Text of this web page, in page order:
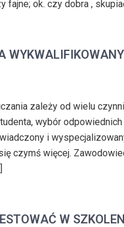
fajne; ok. czy dobra ,
zależy od wielu
wybór
i
czymś więcej.
W